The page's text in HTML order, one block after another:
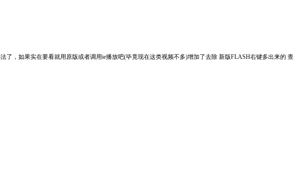
，如果实在要看就用原版或者调用ie播放吧(毕竟现在这类视频不多)增加了去除 新版FLASH右键多出来的 查